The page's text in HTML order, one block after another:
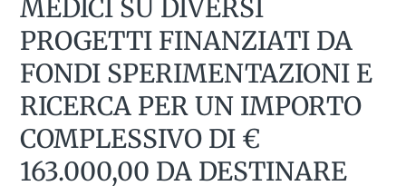
MEDICI SU DIVERSI
PROGETTI FINANZIATI DA
FONDI SPERIMENTAZIONI E
RICERCA PER UN IMPORTO
COMPLESSIVO DI €
163.000,00 DA DESTINARE